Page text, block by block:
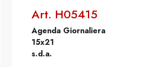
Art. H05415
Agenda Giornaliera
15x21
s.d.a.